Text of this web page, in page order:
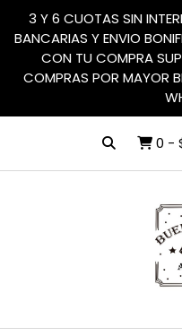
3 Y 6 CUOTAS SIN
BANCARIAS Y ENVIO
CON TU COMPRA
COMPRAS POR MAYOR
0 -